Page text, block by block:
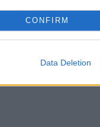
CONFIRM
Data Deletion